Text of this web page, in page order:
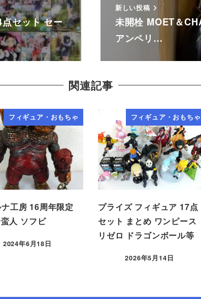
セット セー
新しい投稿
未開栓 MOET＆
アンペリ…
関連記事
フィギュア・おもちゃ
工房 16周年限定
人 ソフビ
2024年6月18日
フィギュア・おもちゃ
プライズ フィギュア 17点
セット まとめ ワンピース
リゼロ ドラゴンボール等
2026年5月14日